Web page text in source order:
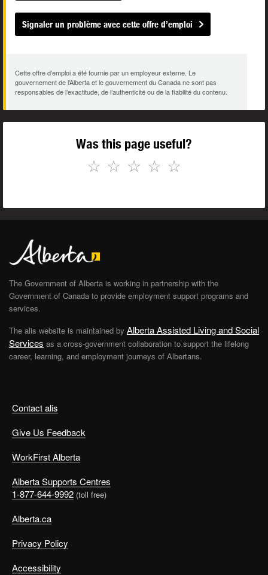
Signaler un problème avec cette offre d’emploi
Cette offre d’emploi a été fournie par un employeur externe. Le
gouvernement de l’Alberta et le gouvernement du Canada ne sont pas
responsables de l’exactitude, de l’authenticité ou de la fiabilité du contenu.
Was this page useful?
☆
☆
☆
☆
☆
Contact alis
Give Us Feedback
WorkFirst Alberta
Alberta Supports Centres
1-877-644-9992 (toll free)
Alberta.ca
Privacy Policy
Accessibility
The Government of Alberta is working in partnership with the
Government of Canada to provide employment support programs and
services.
The alis website is maintained by Alberta Assisted Living and Social
Services as a cross-government collaboration to support the lifelong
career, learning, and employment journeys of Albertans.